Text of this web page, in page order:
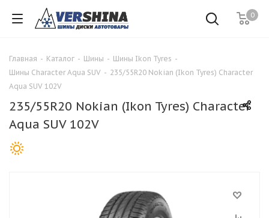
0
Главная - Каталог - Шины - Шины Ikon Tyres -
Шины Character Aqua SUV - 235/55R20 Nokian (Ikon Tyres) Character
Aqua SUV 102V
235/55R20 Nokian (Ikon Tyres) Character
Aqua SUV 102V